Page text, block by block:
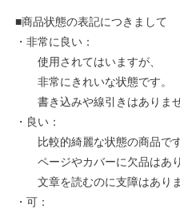
■商品状態の表記につきまして
・非常に良い：
使用されてはいますが、
非常にきれいな状態です。
書き込みや線引きはありませ
・良い：
比較的綺麗な状態の商品です
ページやカバーに欠品はあり
文章を読むのに支障はありま
・可：